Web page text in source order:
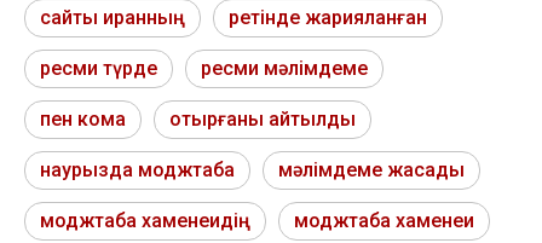
сайты иранның ретінде жарияланған
ресми түрде ресми мәлімдеме
пен кома отырғаны айтылды
наурызда моджтаба мәлімдеме жасады
моджтаба хаменеидің моджтаба хаменеи